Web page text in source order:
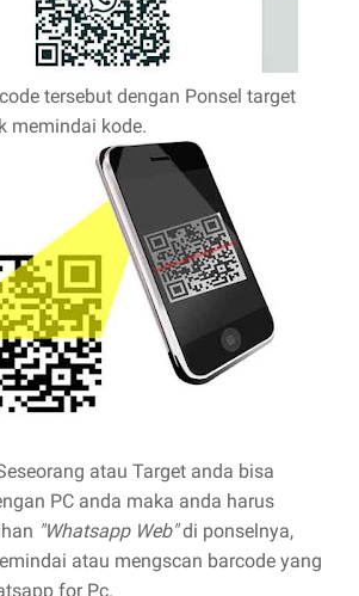
tersebut dengan Ponsel target
memindai kode.
atau Target anda bisa
PC anda maka anda harus
"Whatsapp Web"di ponselnya,
atau mengscan barcode yang
for Pc.